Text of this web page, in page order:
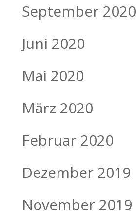
September 2020
Juni 2020
Mai 2020
März 2020
Februar 2020
Dezember 2019
November 2019